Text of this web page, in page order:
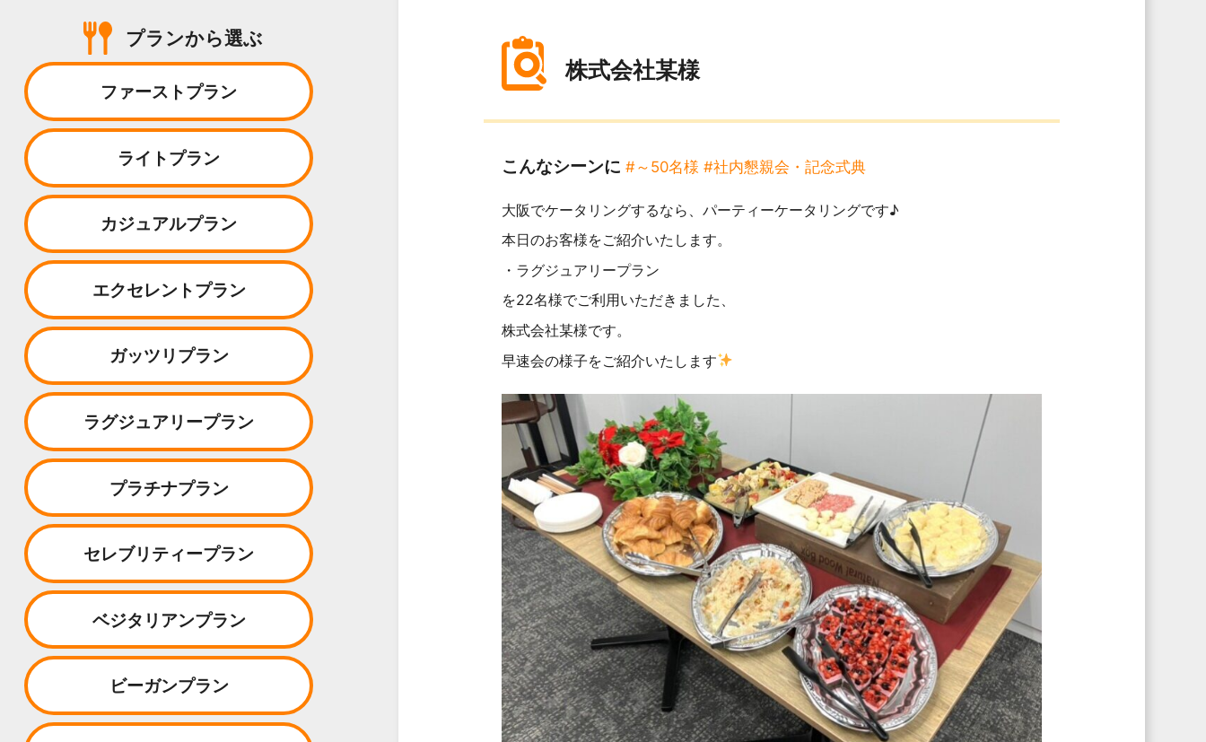
株式会社某様
こんなシーンに #～50名様 #社内懇親会・記念式典
大阪でケータリングするなら、パーティーケータリングです♪
本日のお客様をご紹介いたします。
・ラグジュアリープラン
を22名様でご利用いただきました、
株式会社某様です。
早速会の様子をご紹介いたします
プランから選ぶ
ファーストプラン
ライトプラン
カジュアルプラン
エクセレントプラン
ガッツリプラン
ラグジュアリープラン
プラチナプラン
セレブリティープラン
ベジタリアンプラン
ビーガンプラン